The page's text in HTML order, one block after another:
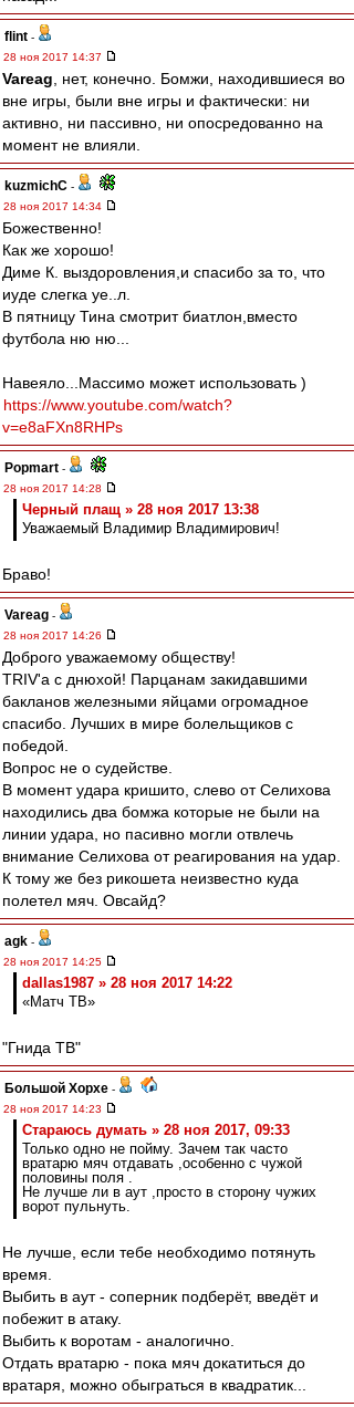
flint -
28 ноя 2017 14:37
Vareag , нет, конечно. Бомжи, находившиеся во
вне игры, были вне игры и фактически: ни
активно, ни пассивно, ни опосредованно на
момент не влияли.
kuzmichC -
28 ноя 2017 14:34
Божественно!
Как же хорошо!
Диме К. выздоровления,и спасибо за то, что
иуде слегка уе..л.
В пятницу Тина смотрит биатлон,вместо
футбола ню ню...
Навеяло...Массимо может использовать )
https://www.youtube.com/watch?
v=e8aFXn8RHPs
Popmart -
28 ноя 2017 14:28
Черный плащ » 28 ноя 2017 13:38
Уважаемый Владимир Владимирович!
Браво!
Vareag -
28 ноя 2017 14:26
Доброго уважаемому обществу!
TRIV'a с днюхой! Парцанам закидавшими
бакланов железными яйцами огромадное
спасибо. Лучших в мире болельщиков с
победой.
Вопрос не о судействе.
В момент удара кришито, слево от Селихова
находились два бомжа которые не были на
линии удара, но пасивно могли отвлечь
внимание Селихова от реагирования на удар.
К тому же без рикошета неизвестно куда
полетел мяч. Овсайд?
agk -
28 ноя 2017 14:25
dallas1987 » 28 ноя 2017 14:22
«Матч ТВ»
"Гнида ТВ"
Большой Хорхе -
28 ноя 2017 14:23
Стараюсь думать » 28 ноя 2017, 09:33
Только одно не пойму. Зачем так часто
вратарю мяч отдавать ,особенно с чужой
половины поля .
Не лучше ли в аут ,просто в сторону чужих
ворот пульнуть.
Не лучше, если тебе необходимо потянуть
время.
Выбить в аут - соперник подберёт, введёт и
побежит в атаку.
Выбить к воротам - аналогично.
Отдать вратарю - пока мяч докатиться до
вратаря, можно обыграться в квадратик...